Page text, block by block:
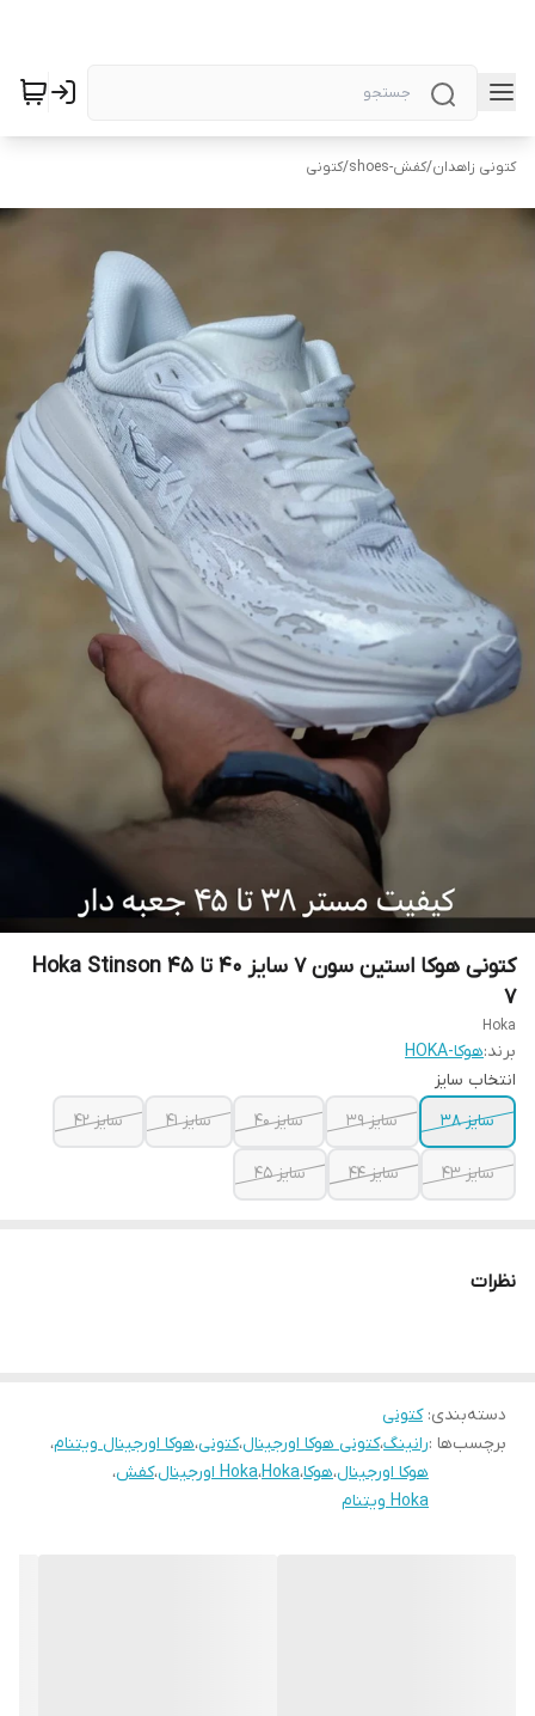
کتونی زاهدان/کفش-shoes /کتونی
کتونی هوکا استین سون 7 سایز ۴۰ تا ۴۵ Hoka Stinson
7
Hoka
برند:هوکا-HOKA
انتخاب سایز
سایز ۳۸
سایز ۳۹ سایز ۴۰ سایز ۴۱ سایز ۴۲
سایز ۴۳ سایز ۴۴ سایز ۴۵
نظرات
دسته‌بندی:کتونی
برچسب‌ها :رانینگ،کتونی هوکا اورجینال،کتونی،هوکا اورجینال ویتنام،
هوکا اورجینال،هوکا،Hoka،Hoka اورجینال ،کفش،
Hoka ویتنام